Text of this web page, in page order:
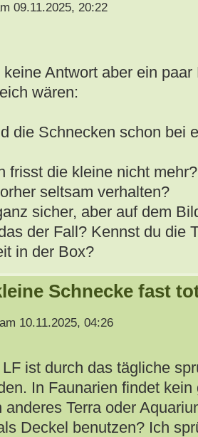
09.11.2025, 20:22
Antwort aber ein
wären:
die Schnecken schon bei
frisst die kleine nicht mehr?
seltsam verhalten?
sicher, aber auf dem
der Fall? Kennst du die
in der Box?
Schnecke fast
am 10.11.2025, 04:26
ist durch das tägliche
In Faunarien findet
anderes Terra oder
Deckel benutzen? Ich